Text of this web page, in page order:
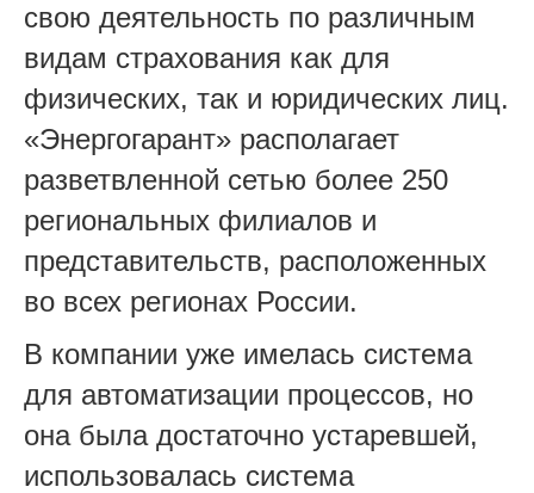
свою деятельность по различным
видам страхования как для
физических, так и юридических лиц.
«Энергогарант» располагает
разветвленной сетью более 250
региональных филиалов и
представительств, расположенных
во всех регионах России.
В компании уже имелась система
для автоматизации процессов, но
она была достаточно устаревшей,
использовалась система